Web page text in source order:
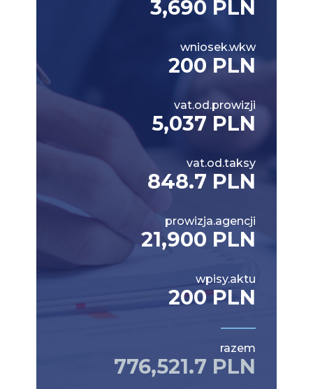
3,690 PLN
wniosek.wkw
200 PLN
vat.od.prowizji
5,037 PLN
vat.od.taksy
848.7 PLN
prowizja.agencji
21,900 PLN
wpisy.aktu
200 PLN
razem
776,521.7 PLN